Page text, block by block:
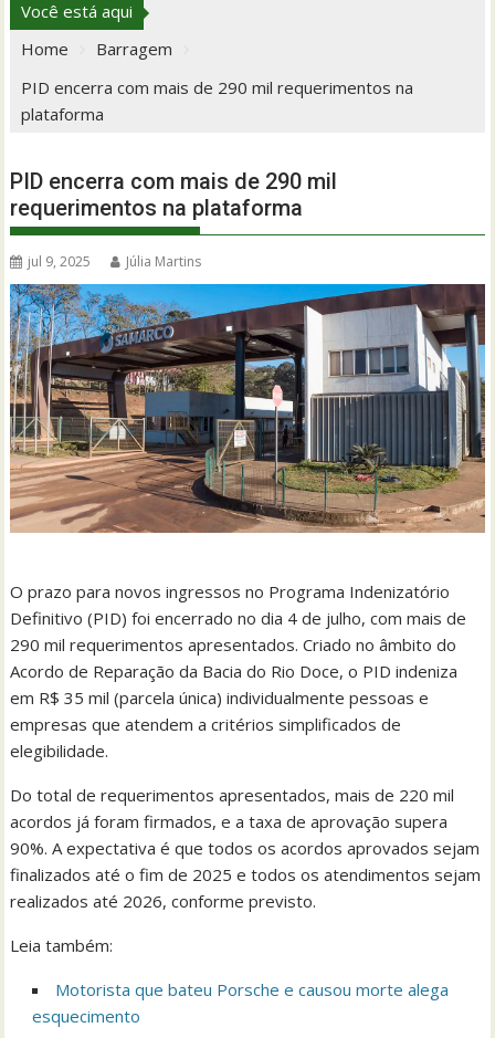
Você está aqui
Home
Barragem
PID encerra com mais de 290 mil requerimentos na
plataforma
PID encerra com mais de 290 mil
requerimentos na plataforma
jul 9, 2025 Júlia Martins
O prazo para novos ingressos no Programa Indenizatório
Definitivo (PID) foi encerrado no dia 4 de julho, com mais de
290 mil requerimentos apresentados. Criado no âmbito do
Acordo de Reparação da Bacia do Rio Doce, o PID indeniza
em R$ 35 mil (parcela única) individualmente pessoas e
empresas que atendem a critérios simplificados de
elegibilidade.
Do total de requerimentos apresentados, mais de 220 mil
acordos já foram firmados, e a taxa de aprovação supera
90%. A expectativa é que todos os acordos aprovados sejam
finalizados até o fim de 2025 e todos os atendimentos sejam
realizados até 2026, conforme previsto.
Leia também:
Motorista que bateu Porsche e causou morte alega
esquecimento